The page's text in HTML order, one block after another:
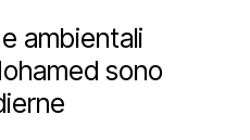
Newsletter
ambientali
sono